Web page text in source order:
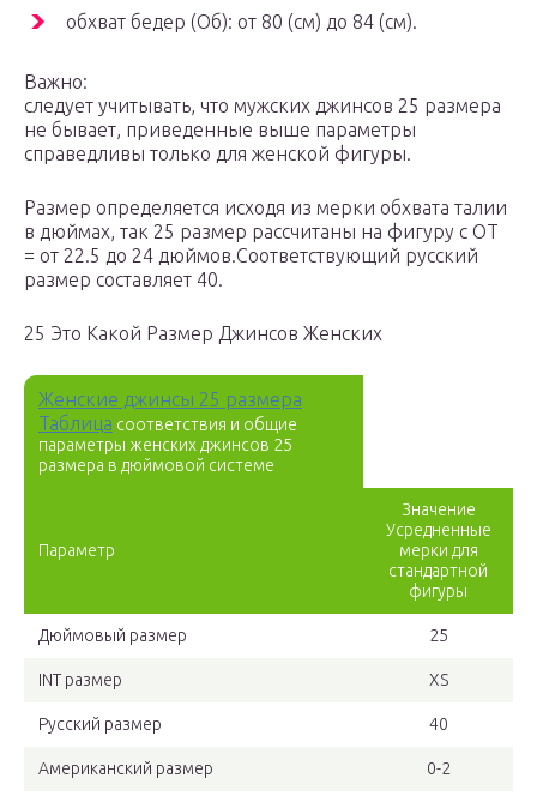
обхват бедер (Об): от 80 (см) до 84 (см).
Важно:
следует учитывать, что мужских джинсов 25 размера
не бывает, приведенные выше параметры
справедливы только для женской фигуры.
Размер определяется исходя из мерки обхвата талии
в дюймах, так 25 размер рассчитаны на фигуру с ОТ
= от 22.5 до 24 дюймов.Соответствующий русский
размер составляет 40.
25 Это Какой Размер Джинсов Женских
Женские джинсы 25 размера
Таблица соответствия и общие
параметры женских джинсов 25
размера в дюймовой системе
Параметр
Значение
Усредненные
мерки для
стандартной
фигуры
Дюймовый размер 25
INT размер XS
Русский размер 40
Американский размер 0-2